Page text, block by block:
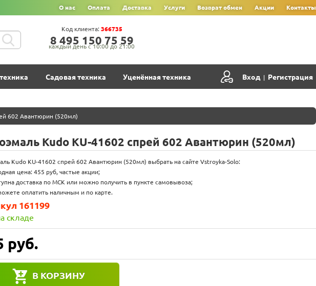
О нас Оплата Доставка Услуги Возврат обмен Акции Контакты
8‍ 4‍9‍5‍ 1‍5‍0‍ 7‍5‍ 5‍9‍
каждый день с 10:00 до 21:00
Код клиента: 366735
Садовая техника Уценённая техника Вход | Регистрация
602 Авантюрин (520мл)
Kudo KU-41602 спрей 602 Авантюрин (520мл)
Kudo KU-41602 спрей 602 Авантюрин (520мл) выбрать на сайте Vstroyka-Solo:
цена: 455 руб, частые акции;
доставка по МСК или можно получить в пункте самовывоза;
оплатить наличным и по карте.
руб.
В КОРЗИНУ
161199
складе